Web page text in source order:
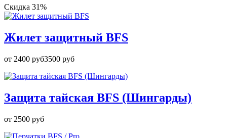
Скидка 31%
Жилет защитный BFS
от 2400 руб3500 руб
Защита тайская BFS (Шингарды)
от 2500 руб